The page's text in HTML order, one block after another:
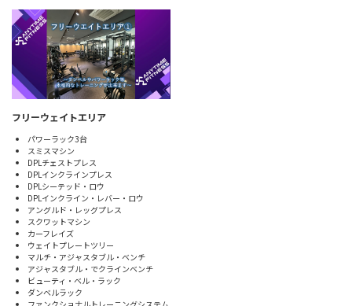
フリーウェイトエリア
パワーラック3台
スミスマシン
DPLチェストプレス
DPLインクラインプレス
DPLシーテッド・ロウ
DPLインクライン・レバー・ロウ
アングルド・レッグプレス
スクワットマシン
カーフレイズ
ウェイトプレートツリー
マルチ・アジャスタブル・ベンチ
アジャスタブル・でクラインベンチ
ビューティ・ベル・ラック
ダンベルラック